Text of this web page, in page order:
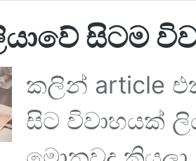
සිටම
කලින් article
සිට විවාහයක්